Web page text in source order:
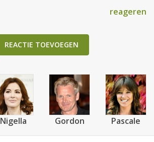
reageren
REACTIE TOEVOEGEN
Nigella Gordon Pascale